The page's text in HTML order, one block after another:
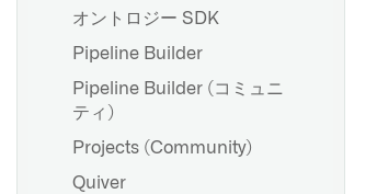
オントロジー SDK
Pipeline Builder
Pipeline Builder (コミュニ
ティ)
Projects (Community)
Quiver